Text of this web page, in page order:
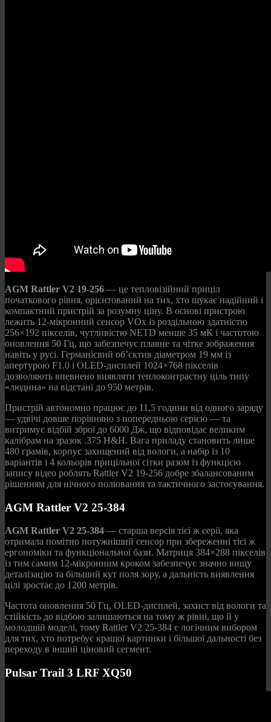
AGM Rattler V2 19-256 — це тепловізійний приціл
початкового рівня, орієнтований на тих, хто шукає надійний і
компактний пристрій за розумну ціну. В основі пристрою
лежить 12-мікронний сенсор VOx із роздільною здатністю
256×192 пікселів, чутливістю NETD менше 35 мК і частотою
оновлення 50 Гц, що забезпечує плавне та чітке зображення
навіть у русі. Германієвий об’єктив діаметром 19 мм із
апертурою F1.0 і OLED-дисплей 1024×768 пікселів
дозволяють впевнено виявляти теплоконтрастну ціль типу
«людина» на відстані до 950 метрів.
Пристрій автономно працює до 11,5 години від одного заряду
— удвічі довше порівняно з попередньою серією — та
витримує відбій зброї до 6000 Дж, що відповідає великим
калібрам на зразок .375 H&H. Вага приладу становить лише
480 грамів, корпус захищений від вологи, а набір із 10
варіантів і 4 кольорів прицільної сітки разом із функцією
запису відео роблять Rattler V2 19-256 добре збалансованим
рішенням для нічного полювання та тактичного застосування.
AGM Rattler V2 25-384
AGM Rattler V2 25-384 — старша версія тієї ж серії, яка
отримала помітно потужніший сенсор при збереженні тієї ж
ергономіки та функціональної бази. Матриця 384×288 пікселів
із тим самим 12-мікронним кроком забезпечує значно вищу
деталізацію та більший кут поля зору, а дальність виявлення
цілі зростає до 1200 метрів.
Частота оновлення 50 Гц, OLED-дисплей, захист від вологи та
стійкість до відбою залишаються на тому ж рівні, що й у
молодшій моделі, тому Rattler V2 25-384 є логічним вибором
для тих, хто потребує кращої картинки і більшої дальності без
переходу в інший ціновий сегмент.
Pulsar Trail 3 LRF XQ50